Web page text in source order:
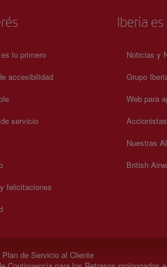
lo primero
accesibilidad
servicio
felicitaciones
Iberia
Noticias y
Grupo
Web para
Nuestras
British
de Servicio al Cliente